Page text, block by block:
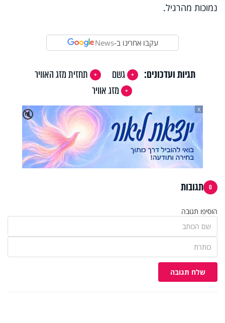
נמוכות מהרגיל.
עקבו אחרינו ב-News
תגיות ועדכונים: גשם
תחזית מזג האוויר
מזג אוויר
🔇
X
0 תגובות
הוסיפו תגובה
שלח תגובה